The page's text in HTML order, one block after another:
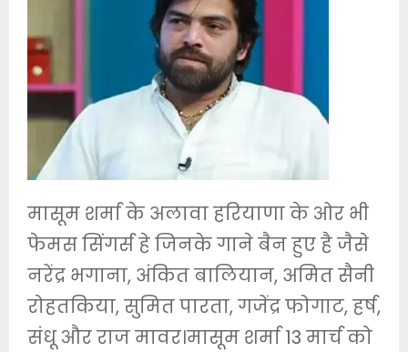
मासूम शर्मा के अलावा हरियाणा के ओर भी
फेमस सिंगर्स हे जिनके गाने बैन हुए है जैसे
नरेंद्र भगाना, अंकित बालियान, अमित सैनी
रोहतकिया, सुमित पारता, गजेंद्र फोगाट, हर्ष,
संधू और राज मावर।मासूम शर्मा 13 मार्च को